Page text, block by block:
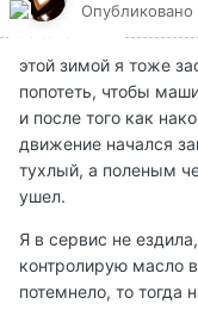
Опубликовано
этой зимой я тоже
попотеть, чтобы
и после того как
движение начался
тухлый, а поленым
ушел.
Я в сервис не
контролирую масло
потемнело, то тогда